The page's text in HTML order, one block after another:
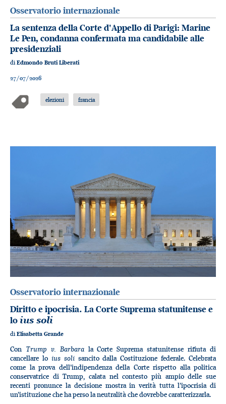
Osservatorio internazionale
La sentenza della Corte d'Appello di Parigi: Marine
Le Pen, condanna confermata ma candidabile alle
presidenziali
di Edmondo Bruti Liberati
27/07/2026
elezioni francia
Osservatorio internazionale
Diritto e ipocrisia. La Corte Suprema statunitense e
loius soli
diElisabetta Grande
Con Trump v. Barbarala Corte Suprema statunitense rifiuta di
cancellare lo ius soli sancito dalla Costituzione federale. Celebrata
come la prova dell’indipendenza della Corte rispetto alla politica
conservatrice di Trump, calata nel contesto più ampio delle sue
recenti pronunce la decisione mostra in verità tutta l’ipocrisia di
un’istituzione che ha perso la neutralità che dovrebbe caratterizzarla.